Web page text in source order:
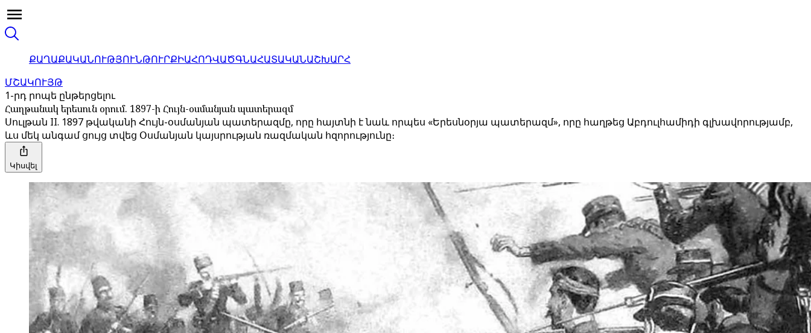
ՔԱՂԱՔԱԿԱՆՈՒԹՅՈՒՆԹՈՒՐՔԻԱՀՈԴՎԱԾԳՆԱՀԱՏԱԿԱՆԱՇԽԱՐՀ
ՄՇԱԿՈՒՅԹ
1-րդ րոպե ընթերցելու
Հաղթանակ երեսուն օրում. 1897-ի Հույն-օսմանյան պատերազմ
Սուլթան II. 1897 թվականի Հույն-օսմանյան պատերազմը, որը հայտնի է նաև որպես «Երեսնօրյա պատերազմ», որը հաղթեց Աբդուլհամիդի գլխավորությամբ,
ևս մեկ անգամ ցույց տվեց Օսմանյան կայսրության ռազմական հզորությունը։
Կիսվել